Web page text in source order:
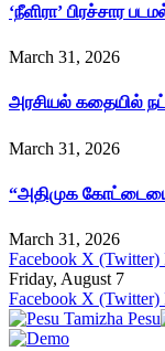
‘நீளிரா’ பிரச்சார
March 31, 2026
அரசியல் கதையில்
March 31, 2026
“அதிமுக கோட்டையை
March 31, 2026
Facebook X (Twitter)
Friday, August 7
Facebook X (Twitter)